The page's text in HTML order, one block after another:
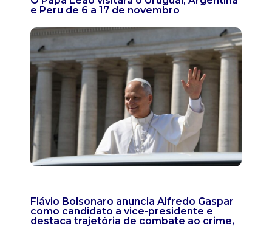
e Peru de 6 a 17 de novembro
Flávio Bolsonaro anuncia Alfredo Gaspar
como candidato a vice-presidente e
destaca trajetória de combate ao crime,